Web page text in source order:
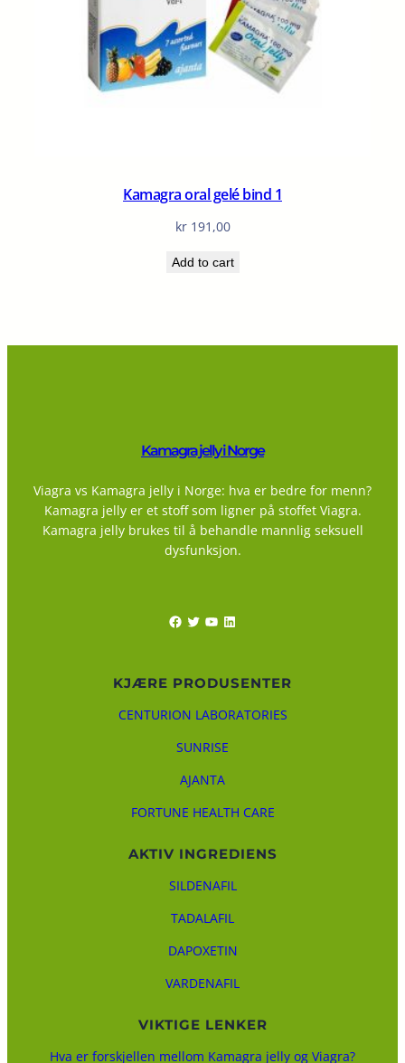
Kamagra oral gelé bind 1
kr191,00
Add to cart
Kamagra jelly i Norge
Viagra vs Kamagra jelly i Norge: hva er bedre for menn?
Kamagra jelly er et stoff som ligner på stoffet Viagra.
Kamagra jelly brukes til å behandle mannlig seksuell
dysfunksjon.
Facebook Twitter YouTube LinkedIn
KJÆRE PRODUSENTER
CENTURION LABORATORIES
SUNRISE
AJANTA
FORTUNE HEALTH CARE
AKTIV INGREDIENS
SILDENAFIL
TADALAFIL
DAPOXETIN
VARDENAFIL
VIKTIGE LENKER
Hva er forskjellen mellom Kamagra jelly og Viagra?